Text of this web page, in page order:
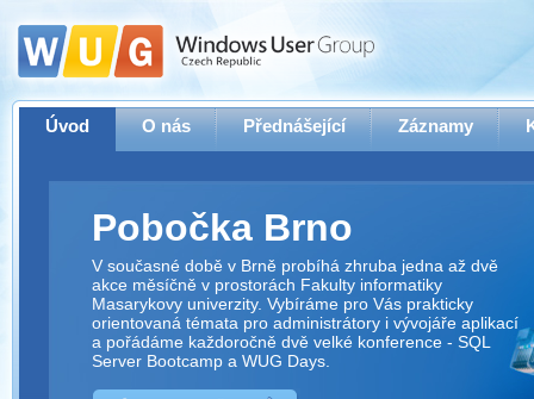
Úvod O nás Přednášející Záznamy
Pobočka Brno
V současné době v Brně probíhá zhruba jedna až dvě
akce měsíčně v prostorách Fakulty informatiky
Masarykovy univerzity. Vybíráme pro Vás prakticky
orientovaná témata pro administrátory i vývojáře aplikací
a pořádáme každoročně dvě velké konference - SQL
Server Bootcamp a WUG Days.